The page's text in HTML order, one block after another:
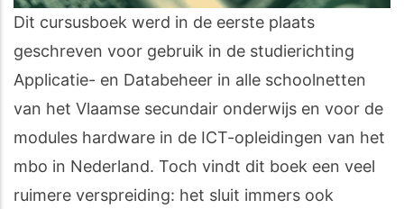
Dit cursusboek werd in de eerste plaats
geschreven voor gebruik in de studierichting
Applicatie- en Databeheer in alle schoolnetten
van het Vlaamse secundair onderwijs en voor de
modules hardware in de ICT-opleidingen van het
mbo in Nederland. Toch vindt dit boek een veel
ruimere verspreiding: het sluit immers ook